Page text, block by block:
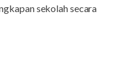
sekolah secara